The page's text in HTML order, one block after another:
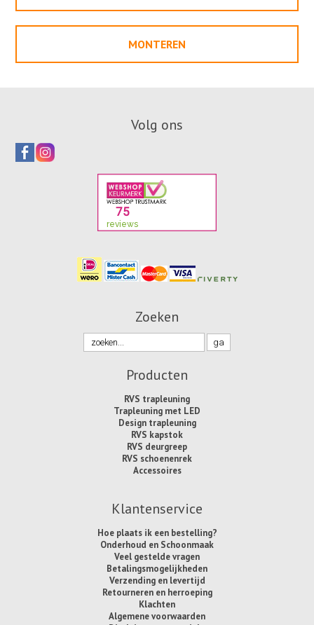
MONTEREN
Volg ons
Zoeken
Producten
RVS trapleuning
Trapleuning met LED
Design trapleuning
RVS kapstok
RVS deurgreep
RVS schoenenrek
Accessoires
Klantenservice
Hoe plaats ik een bestelling?
Onderhoud en Schoonmaak
Veel gestelde vragen
Betalingsmogelijkheden
Verzending en levertijd
Retourneren en herroeping
Klachten
Algemene voorwaarden